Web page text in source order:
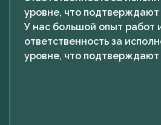
уровне, что
У нас большой опыт работ
ответственность за
уровне, что